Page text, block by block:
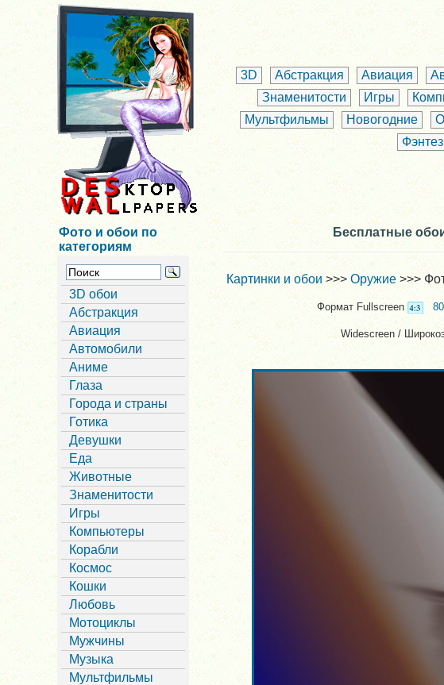
3D Абстракция Авиация
Знаменитости
Игры
Мультфильмы
Новогодние
Фото и обои по
категориям
3D обои
Абстракция
Авиация
Автомобили
Аниме
Глаза
Города и страны
Готика
Девушки
Еда
Животные
Знаменитости
Игры
Компьютеры
Корабли
Космос
Кошки
Любовь
Мотоциклы
Мужчины
Музыка
Мультфильмы
Бесплатные
Картинки и обои>>>Оружие>>>
Формат Fullscreen
Widescreen /